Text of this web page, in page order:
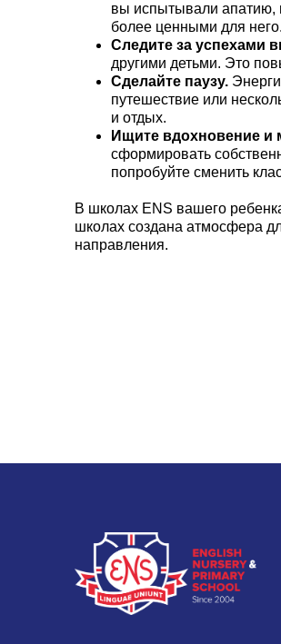
вы испытывали апатию,
более ценными для него.
Следите за успехами
другими детьми. Это
Сделайте паузу.
путешествие или
и отдых.
Ищите вдохновение и
сформировать
попробуйте сменить
В школах ENS вашего
школах создана атмосфера
направления.